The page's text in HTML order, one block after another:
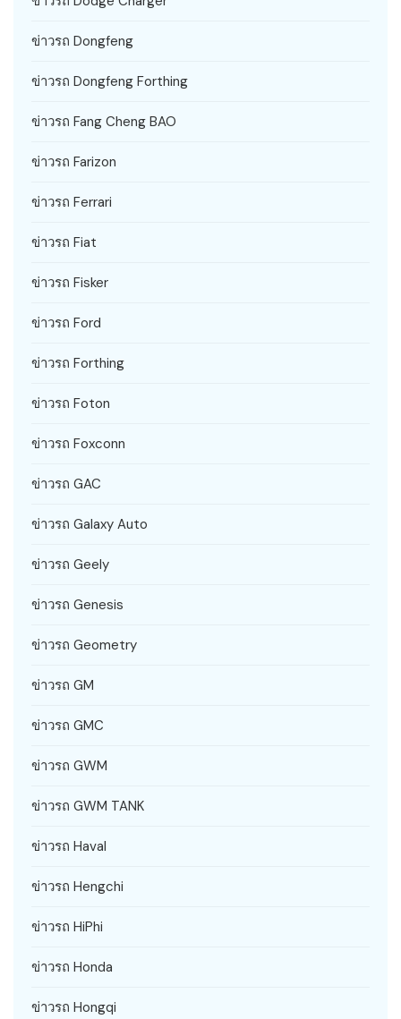
ข่าวรถ Dongfeng
ข่าวรถ Dongfeng Forthing
ข่าวรถ Fang Cheng BAO
ข่าวรถ Farizon
ข่าวรถ Ferrari
ข่าวรถ Fiat
ข่าวรถ Fisker
ข่าวรถ Ford
ข่าวรถ Forthing
ข่าวรถ Foton
ข่าวรถ Foxconn
ข่าวรถ GAC
ข่าวรถ Galaxy Auto
ข่าวรถ Geely
ข่าวรถ Genesis
ข่าวรถ Geometry
ข่าวรถ GM
ข่าวรถ GMC
ข่าวรถ GWM
ข่าวรถ GWM TANK
ข่าวรถ Haval
ข่าวรถ Hengchi
ข่าวรถ HiPhi
ข่าวรถ Honda
ข่าวรถ Hongqi